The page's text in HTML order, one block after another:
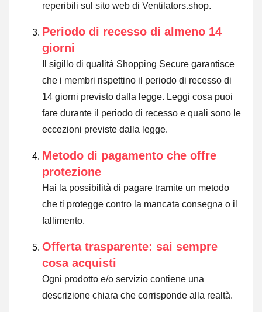
reperibili sul sito web di Ventilators.shop.
Periodo di recesso di almeno 14
giorni
Il sigillo di qualità Shopping Secure garantisce
che i membri rispettino il periodo di recesso di
14 giorni previsto dalla legge. Leggi cosa puoi
fare durante il periodo di recesso e quali sono le
eccezioni previste dalla legge.
Metodo di pagamento che offre
protezione
Hai la possibilità di pagare tramite un metodo
che ti protegge contro la mancata consegna o il
fallimento.
Offerta trasparente: sai sempre
cosa acquisti
Ogni prodotto e/o servizio contiene una
descrizione chiara che corrisponde alla realtà.